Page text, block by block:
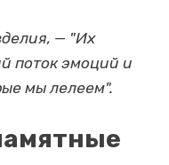
— "Их
поток эмоций и
мы лелеем".